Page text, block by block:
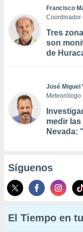
Francisco
Coordinador
Tres
son
de
José Miguel
Meteorólogo
medir
Nevada:
Síguenos
El Tiempo en